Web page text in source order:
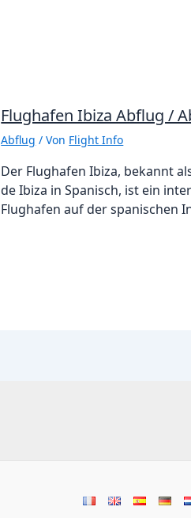
Flughafen Ibiza Abflug /
Abflug / Von Flight Info
Der Flughafen Ibiza, bekannt
de Ibiza in Spanisch, ist ein
Flughafen auf der spanischen